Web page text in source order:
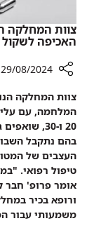
3
צוות המחלקה
האכיפה
שיתוף
צוות
המחלקה
הנוירולוגית
ברמב"ם
קורא
לגורמי
האכיפה
לשקול
29/08/2024 14:00
צוות המחלקה
המלחמה, עם
20 ו-30,
בהם נתקבל
העצבים של
טיפול רפואי.
אומר פרופ' חבר
ורופא בכיר
משמעותי עבור